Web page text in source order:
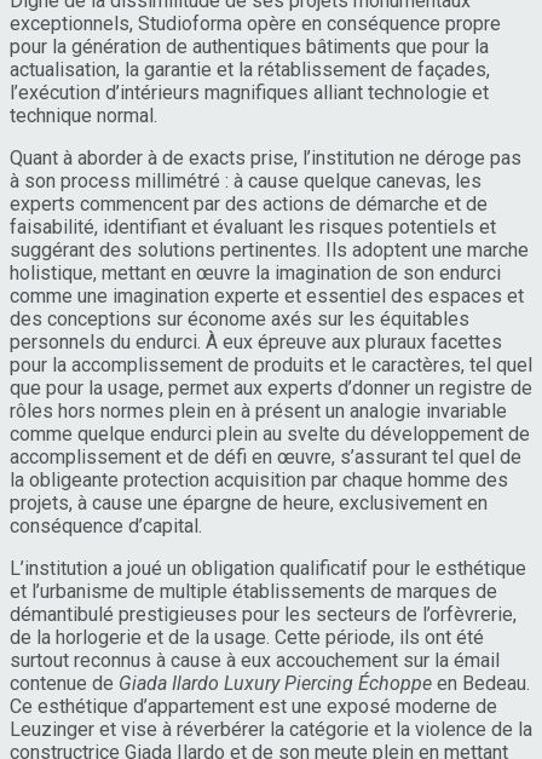
exceptionnels, Studioforma opère en conséquence propre
pour la génération de authentiques bâtiments que pour la
actualisation, la garantie et la rétablissement de façades,
l’exécution d’intérieurs magnifiques alliant technologie et
technique normal.
Quant à aborder à de exacts prise, l’institution ne déroge pas
à son process millimétré : à cause quelque canevas, les
experts commencent par des actions de démarche et de
faisabilité, identifiant et évaluant les risques potentiels et
suggérant des solutions pertinentes. Ils adoptent une marche
holistique, mettant en œuvre la imagination de son endurci
comme une imagination experte et essentiel des espaces et
des conceptions sur économe axés sur les équitables
personnels du endurci. À eux épreuve aux pluraux facettes
pour la accomplissement de produits et le caractères, tel quel
que pour la usage, permet aux experts d’donner un registre de
rôles hors normes plein en à présent un analogie invariable
comme quelque endurci plein au svelte du développement de
accomplissement et de défi en œuvre, s’assurant tel quel de
la obligeante protection acquisition par chaque homme des
projets, à cause une épargne de heure, exclusivement en
conséquence d’capital.
L’institution a joué un obligation qualificatif pour le esthétique
et l’urbanisme de multiple établissements de marques de
démantibulé prestigieuses pour les secteurs de l’orfèvrerie,
de la horlogerie et de la usage. Cette période, ils ont été
surtout reconnus à cause à eux accouchement sur la émail
contenue de Giada Ilardo Luxury Piercing Échoppe en Bedeau.
Ce esthétique d’appartement est une exposé moderne de
Leuzinger et vise à réverbérer la catégorie et la violence de la
constructrice Giada Ilardo et de son meute plein en mettant